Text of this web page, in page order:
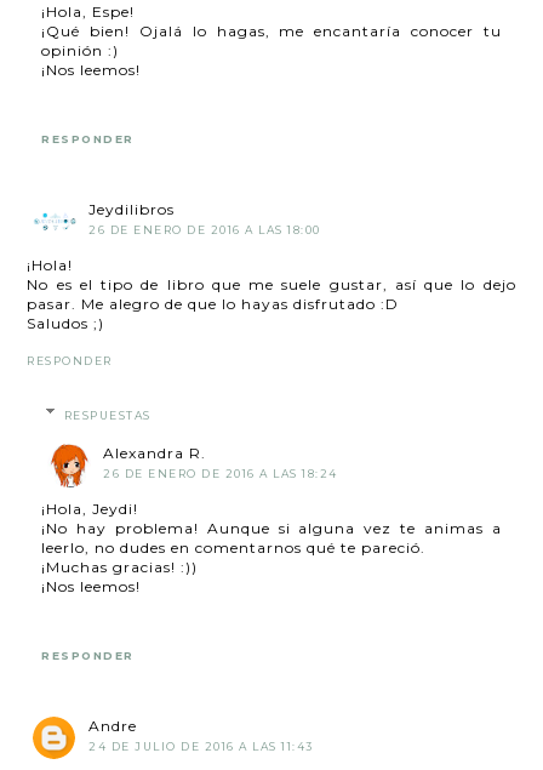
¡Hola, Espe!
¡Qué bien! Ojalá lo hagas, me encantaría conocer tu
opinión :)
¡Nos leemos!
RESPONDER
Jeydilibros
26 DE ENERO DE 2016 A LAS 18:00
¡Hola!
No es el tipo de libro que me suele gustar, así que lo dejo
pasar. Me alegro de que lo hayas disfrutado :D
Saludos ;)
RESPONDER
RESPUESTAS
Alexandra R.
26 DE ENERO DE 2016 A LAS 18:24
¡Hola, Jeydi!
¡No hay problema! Aunque si alguna vez te animas a
leerlo, no dudes en comentarnos qué te pareció.
¡Muchas gracias! :))
¡Nos leemos!
RESPONDER
Andre
24 DE JULIO DE 2016 A LAS 11:43